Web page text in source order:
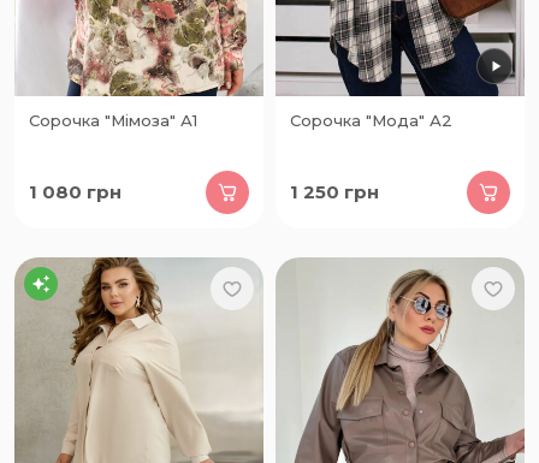
Сорочка "Мімоза" А1
1 080 грн
Сорочка "Мода" А2
1 250 грн